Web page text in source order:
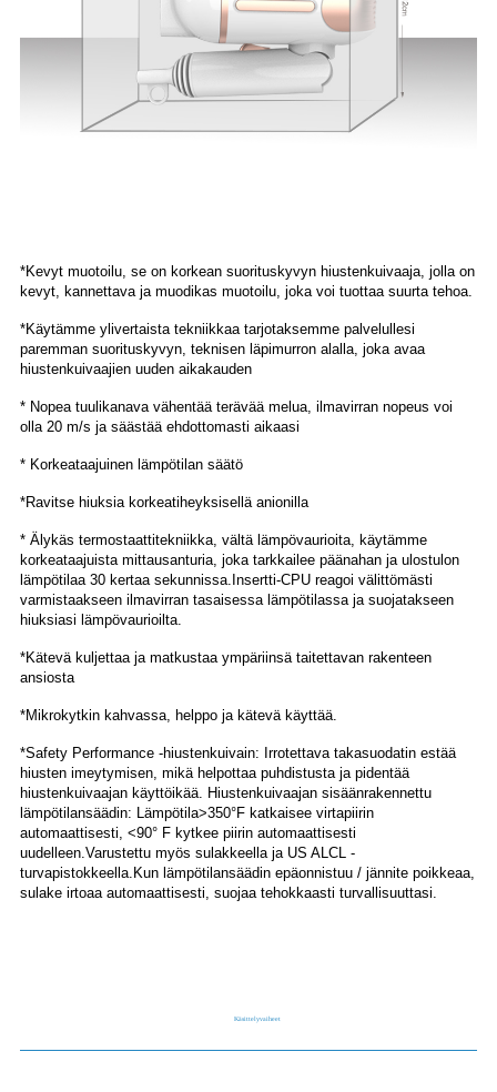
*Kevyt muotoilu, se on korkean suorituskyvyn hiustenkuivaaja, jolla on
kevyt, kannettava ja muodikas muotoilu, joka voi tuottaa suurta tehoa.
*Käytämme ylivertaista tekniikkaa tarjotaksemme palvelullesi
paremman suorituskyvyn, teknisen läpimurron alalla, joka avaa
hiustenkuivaajien uuden aikakauden
* Nopea tuulikanava vähentää terävää melua, ilmavirran nopeus voi
olla 20 m/s ja säästää ehdottomasti aikaasi
* Korkeataajuinen lämpötilan säätö
*Ravitse hiuksia korkeatiheyksisellä anionilla
* Älykäs termostaattitekniikka, vältä lämpövaurioita, käytämme
korkeataajuista mittausanturia, joka tarkkailee päänahan ja ulostulon
lämpötilaa 30 kertaa sekunnissa.Insertti-CPU reagoi välittömästi
varmistaakseen ilmavirran tasaisessa lämpötilassa ja suojatakseen
hiuksiasi lämpövaurioilta.
*Kätevä kuljettaa ja matkustaa ympäriinsä taitettavan rakenteen
ansiosta
*Mikrokytkin kahvassa, helppo ja kätevä käyttää.
*Safety Performance -hiustenkuivain: Irrotettava takasuodatin estää
hiusten imeytymisen, mikä helpottaa puhdistusta ja pidentää
hiustenkuivaajan käyttöikää. Hiustenkuivaajan sisäänrakennettu
lämpötilansäädin: Lämpötila>350°F katkaisee virtapiirin
automaattisesti, <90° F kytkee piirin automaattisesti
uudelleen.Varustettu myös sulakkeella ja US ALCL -
turvapistokkeella.Kun lämpötilansäädin epäonnistuu / jännite poikkeaa,
sulake irtoaa automaattisesti, suojaa tehokkaasti turvallisuuttasi.
Käsittelyvaiheet